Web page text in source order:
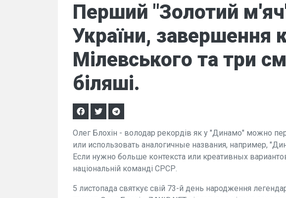
Перший "Золотий
України, завершення
Мілевського та три
біляші.
Олег Блохін - володар рекордів як у "Динамо" можно
или использовать аналогичные названия, например,
Если нужно больше контекста или креативных
національній команді СРСР.
5 листопада святкує свій 73-й день народження